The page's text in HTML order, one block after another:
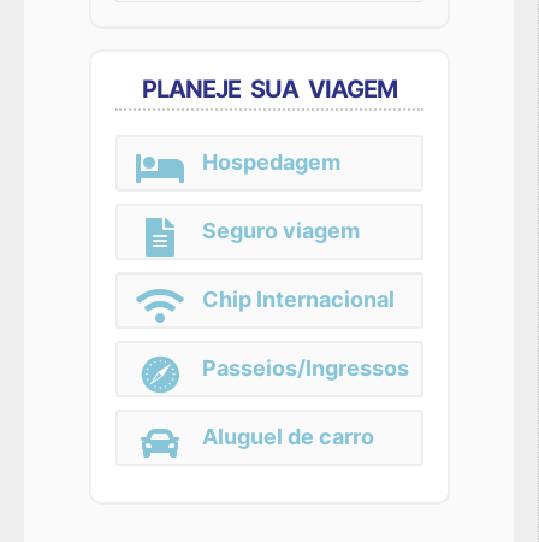
PLANEJE SUA VIAGEM
Hospedagem
Seguro viagem
Chip Internacional
Passeios/Ingressos
Aluguel de carro